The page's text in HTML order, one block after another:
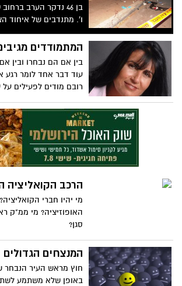
בן 46 נדקר הערב
ו'. מתנדבים של איחוד
מד"א לכיש העניקו לו
והוא פונה במצב קשה
המתמודדים
בין אם הם נבחרו ובין
עוד דבר אחד לומר רגע
רובם מודים לפעילים
למרות שלא נבחרו,
יקרה
למועצת העיר או לרשות
מביא לכם, את התגובות
השונים, רגע אחרי
הרכב הקואליציה
מי יהיו חברי
האופוזיציה? מי ממ"ק
סגן?
המנצחים הגדולים
חוץ מראש העיר הנבחר
באופן שלא משתמע